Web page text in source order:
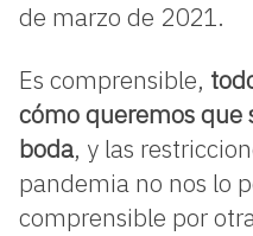
de marzo de 2021.
Es comprensible,
cómo queremos que
boda, y las
pandemia no nos lo
comprensible por